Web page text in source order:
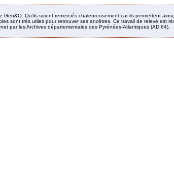
Qu’ils soient remerciés chaleureusement car ils permettent ainsi,
sont très utiles pour retrouver ses ancêtres. Ce travail de relevé est
par les Archives départementales des Pyrénées-Atlantiques (AD 64).